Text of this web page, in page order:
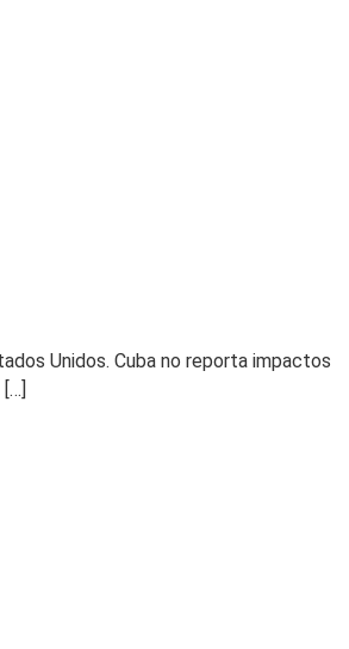
Unidos. Cuba no reporta impactos